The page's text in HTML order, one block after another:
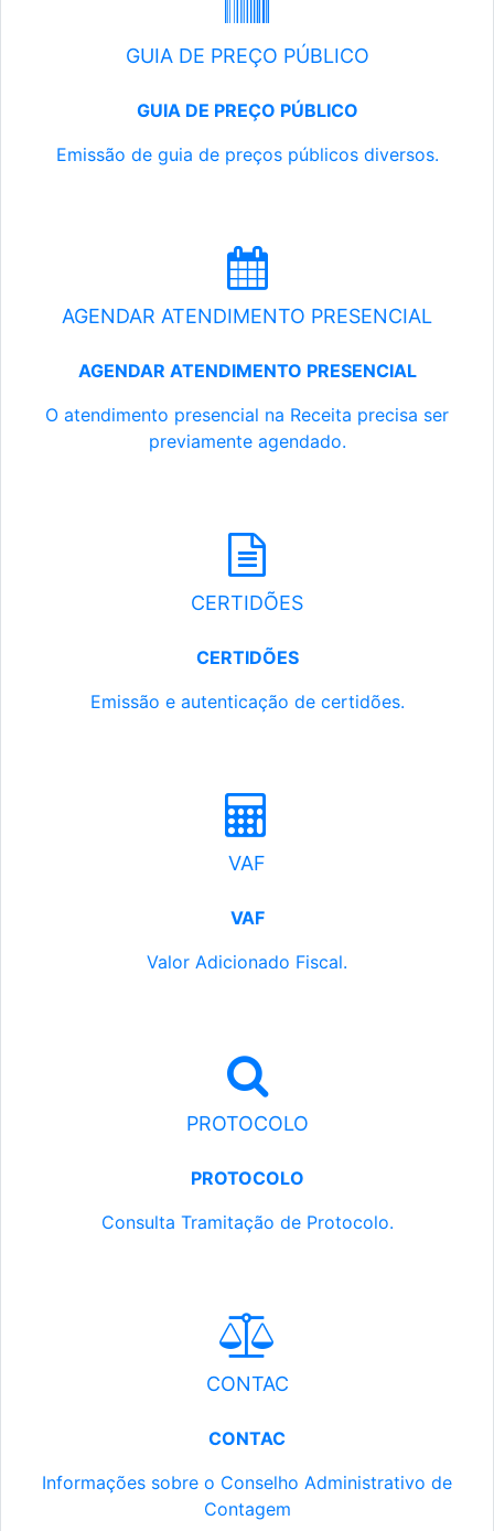
GUIA DE PREÇO PÚBLICO
GUIA DE PREÇO PÚBLICO
Emissão de guia de preços públicos diversos.
AGENDAR ATENDIMENTO PRESENCIAL
AGENDAR ATENDIMENTO PRESENCIAL
O atendimento presencial na Receita precisa ser
previamente agendado.
CERTIDÕES
CERTIDÕES
Emissão e autenticação de certidões.
VAF
VAF
Valor Adicionado Fiscal.
PROTOCOLO
PROTOCOLO
Consulta Tramitação de Protocolo.
CONTAC
CONTAC
Informações sobre o Conselho Administrativo de
Contagem